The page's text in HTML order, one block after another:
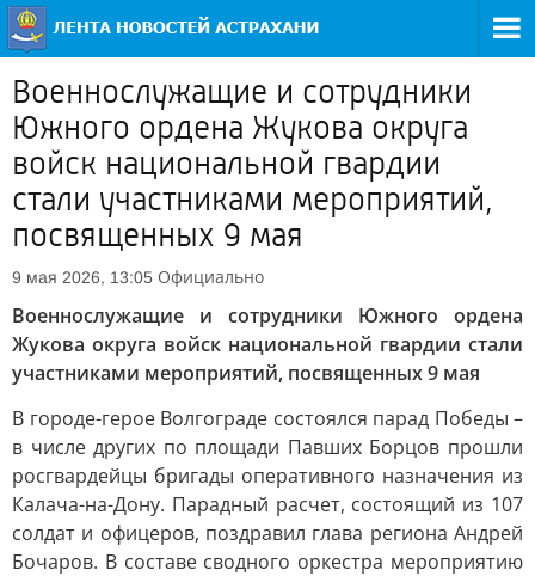
Военнослужащие и сотрудники
Южного ордена Жукова округа
войск национальной гвардии
стали участниками мероприятий,
посвященных 9 мая
9 мая 2026, 13:05 Официально
Военнослужащие и сотрудники Южного ордена
Жукова округа войск национальной гвардии стали
участниками мероприятий, посвященных 9 мая
В городе-герое Волгограде состоялся парад Победы –
в числе других по площади Павших Борцов прошли
росгвардейцы бригады оперативного назначения из
Калача-на-Дону. Парадный расчет, состоящий из 107
солдат и офицеров, поздравил глава региона Андрей
Бочаров. В составе сводного оркестра мероприятию